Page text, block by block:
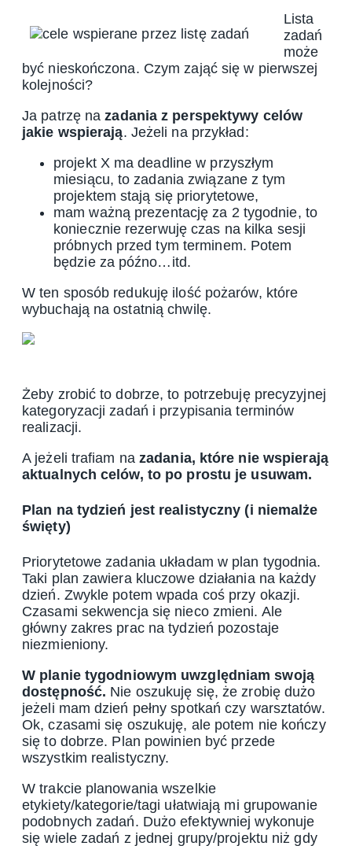
Lista
zadań
może
być nieskończona. Czym zająć się w pierwszej
kolejności?
Ja patrzę na zadania z perspektywy celów
jakie wspierają. Jeżeli na przykład:
projekt X ma deadline w przyszłym
miesiącu, to zadania związane z tym
projektem stają się priorytetowe,
mam ważną prezentację za 2 tygodnie, to
koniecznie rezerwuję czas na kilka sesji
próbnych przed tym terminem. Potem
będzie za późno…itd.
W ten sposób redukuję ilość pożarów, które
wybuchają na ostatnią chwilę.
Żeby zrobić to dobrze, to potrzebuję precyzyjnej
kategoryzacji zadań i przypisania terminów
realizacji.
A jeżeli trafiam na zadania, które nie wspierają
aktualnych celów, to po prostu je usuwam.
Plan na tydzień jest realistyczny (i niemalże
święty)
Priorytetowe zadania układam w plan tygodnia.
Taki plan zawiera kluczowe działania na każdy
dzień. Zwykle potem wpada coś przy okazji.
Czasami sekwencja się nieco zmieni. Ale
główny zakres prac na tydzień pozostaje
niezmieniony.
W planie tygodniowym uwzględniam swoją
dostępność. Nie oszukuję się, że zrobię dużo
jeżeli mam dzień pełny spotkań czy warsztatów.
Ok, czasami się oszukuję, ale potem nie kończy
się to dobrze. Plan powinien być przede
wszystkim realistyczny.
W trakcie planowania wszelkie
etykiety/kategorie/tagi ułatwiają mi grupowanie
podobnych zadań. Dużo efektywniej wykonuje
się wiele zadań z jednej grupy/projektu niż gdy